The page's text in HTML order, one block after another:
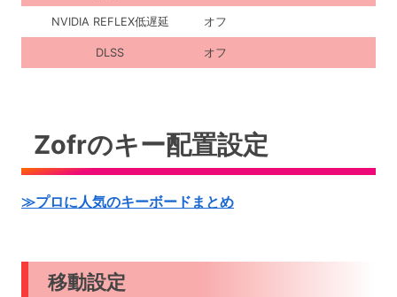
NVIDIA REFLEX低遅延 オフ
DLSS オフ
Zofrのキー配置設定
≫プロに人気のキーボードまとめ
移動設定